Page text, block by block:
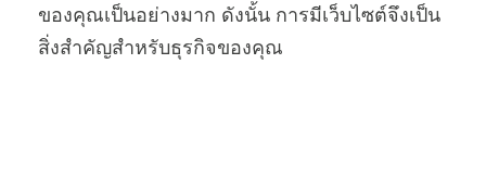
ของคุณเป็นอย่างมาก ดังนั้น การมีเว็บไซต์จึงเป็น
สิ่งสำคัญสำหรับธุรกิจของคุณ